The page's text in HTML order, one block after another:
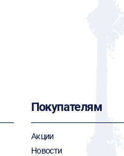
Покупателям
Акции
Новости